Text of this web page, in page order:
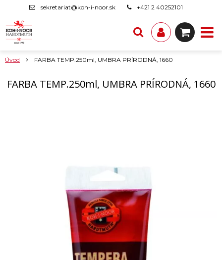
sekretariat@koh-i-noor.sk +421 2 40252101
Úvod FARBA TEMP.250ml, UMBRA PRÍRODNÁ, 1660
FARBA TEMP.250ml, UMBRA PRÍRODNÁ, 1660